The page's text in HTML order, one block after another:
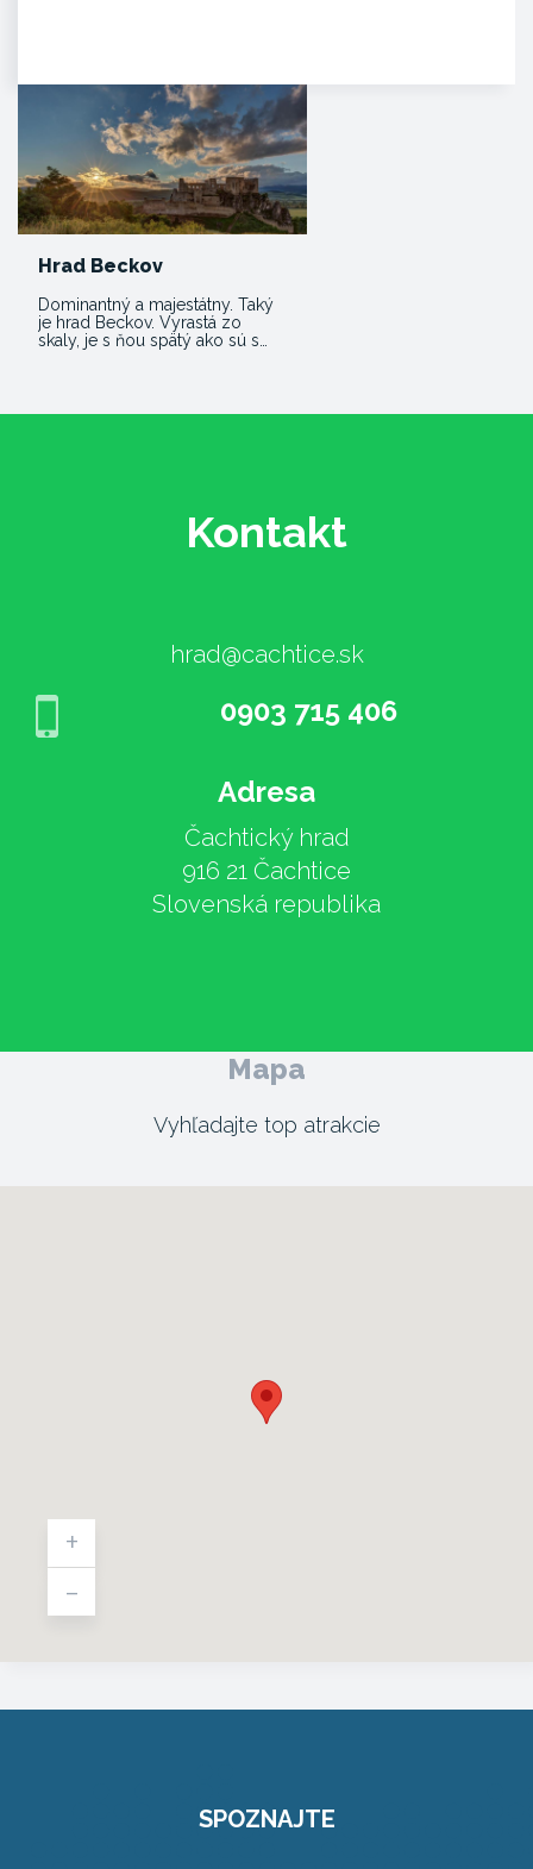
Hrad Beckov
Dominantný a majestátny. Taký
je hrad Beckov. Vyrastá zo
skaly, je s ňou spätý ako sú s…
Kontakt
hrad@cachtice.sk
0903 715 406
Adresa
Čachtický hrad
916 21 Čachtice
Slovenská republika
Mapa
Vyhľadajte top atrakcie
+
-
SPOZNAJTE